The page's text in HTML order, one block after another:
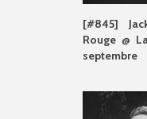
[#845]
Rouge @
septembre